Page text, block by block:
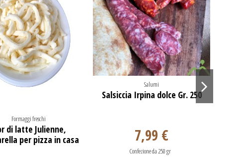
Formaggi freschi
di latte Julienne,
per pizza in casa
Salumi
Salsiccia Irpina dolce Gr. 250
7,99 €
Confezione da 250 gr